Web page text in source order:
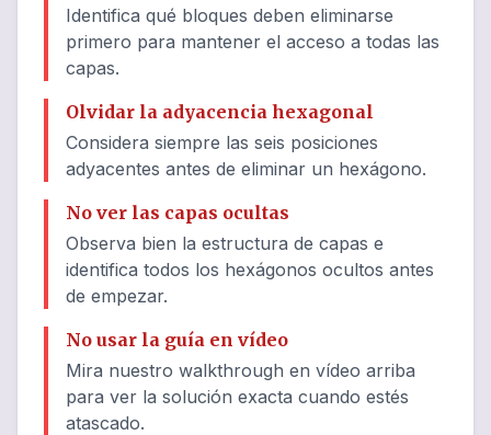
Identifica qué bloques deben eliminarse
primero para mantener el acceso a todas las
capas.
Olvidar la adyacencia hexagonal
Considera siempre las seis posiciones
adyacentes antes de eliminar un hexágono.
No ver las capas ocultas
Observa bien la estructura de capas e
identifica todos los hexágonos ocultos antes
de empezar.
No usar la guía en vídeo
Mira nuestro walkthrough en vídeo arriba
para ver la solución exacta cuando estés
atascado.